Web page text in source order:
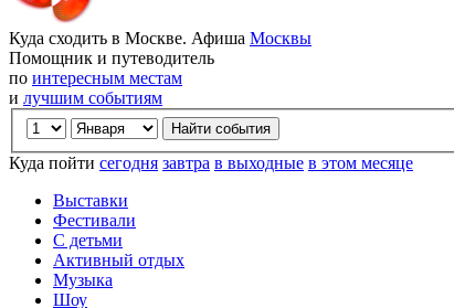
Куда сходить в Москве. Афиша Москвы
Помощник и путеводитель
по интересным местам
и лучшим событиям
Куда пойти сегодня завтра в выходные в этом месяце
Выставки
Фестивали
С детьми
Активный отдых
Музыка
Шоу